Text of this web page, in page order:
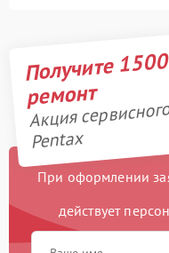
Получите
ремонт
Акция
Pentax
При оформлении
действует